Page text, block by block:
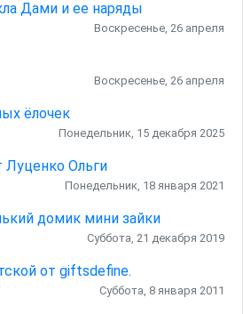
Дами и ее наряды
Воскресенье, 26 апреля
Воскресенье, 26 апреля
ёлочек
Понедельник, 15 декабря 2025
Луценко Ольги
Понедельник, 18 января 2021
домик мини зайки
Суббота, 21 декабря 2019
от giftsdefine.
Суббота, 8 января 2011